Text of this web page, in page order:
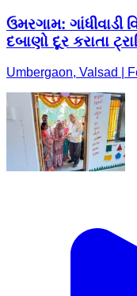
ઉમરગામ: ગાંધીવાડી
દબાણો દૂર કરાતા
Umbergaon, Valsad |